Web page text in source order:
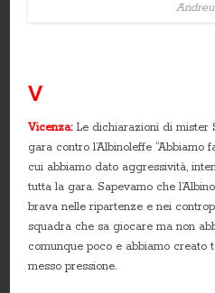
V
Vicenza: Le dichiarazioni di mister
gara contro l’Albinoleffe “Abbiamo
cui abbiamo dato aggressività,
tutta la gara. Sapevamo che
brava nelle ripartenze e nei
squadra che sa giocare ma non
comunque poco e abbiamo creato
messo pressione.